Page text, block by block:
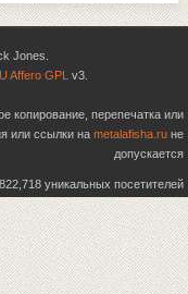
Jones.
Affero GPL v3.
копирование, перепечатка или
или ссылки на metalafisha.ru не
допускается
уникальных посетителей